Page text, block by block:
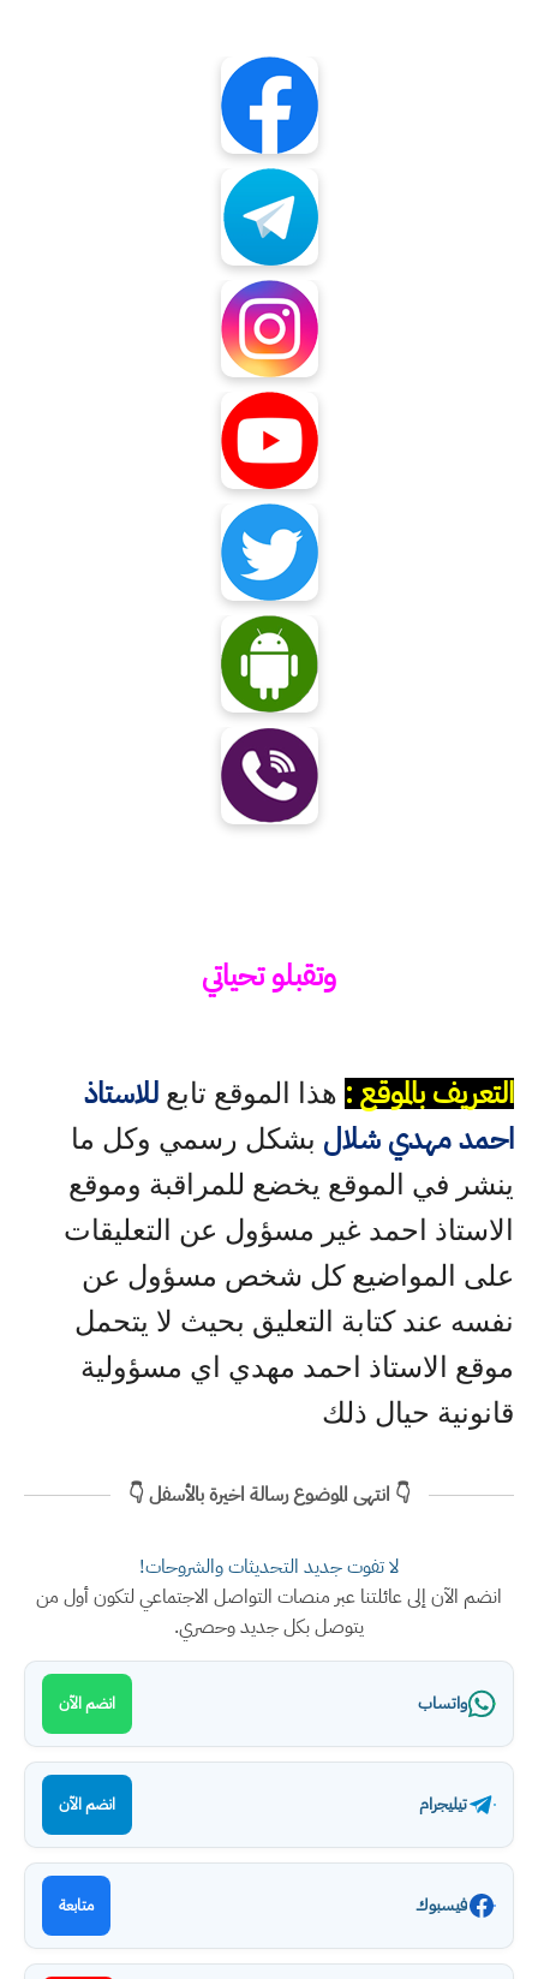
وتقبلو تحياتي
التعريف بالموقع : هذا الموقع تابع للاستاذ
احمد مهدي شلال بشكل رسمي وكل ما
ينشر في الموقع يخضع للمراقبة وموقع
الاستاذ احمد غير مسؤول عن التعليقات
على المواضيع كل شخص مسؤول عن
نفسه عند كتابة التعليق بحيث لا يتحمل
موقع الاستاذ احمد مهدي اي مسؤولية
قانونية حيال ذلك
👇 انتهى الموضوع رسالة اخيرة بالأسفل 👇
لا تفوت جديد التحديثات والشروحات!
انضم الآن إلى عائلتنا عبر منصات التواصل الاجتماعي لتكون أول من
يتوصل بكل جديد وحصري.
واتساب انضم الآن
تيليجرام انضم الآن
فيسبوك متابعة